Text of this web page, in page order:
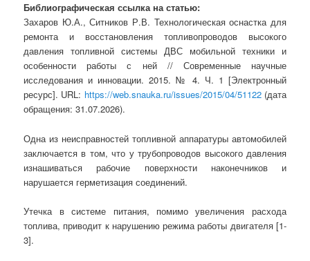
Библиографическая ссылка на статью:
Захаров Ю.А., Ситников Р.В. Технологическая оснастка для
ремонта и восстановления топливопроводов высокого
давления топливной системы ДВС мобильной техники и
особенности работы с ней // Современные научные
исследования и инновации. 2015. № 4. Ч. 1 [Электронный
ресурс]. URL: https://web.snauka.ru/issues/2015/04/51122(дата
обращения: 31.07.2026).
Одна из неисправностей топливной аппаратуры автомобилей
заключается в том, что у трубопроводов высокого давления
изнашиваться рабочие поверхности наконечников и
нарушается герметизация соединений.
Утечка в системе питания, помимо увеличения расхода
топлива, приводит к нарушению режима работы двигателя [1-
3].